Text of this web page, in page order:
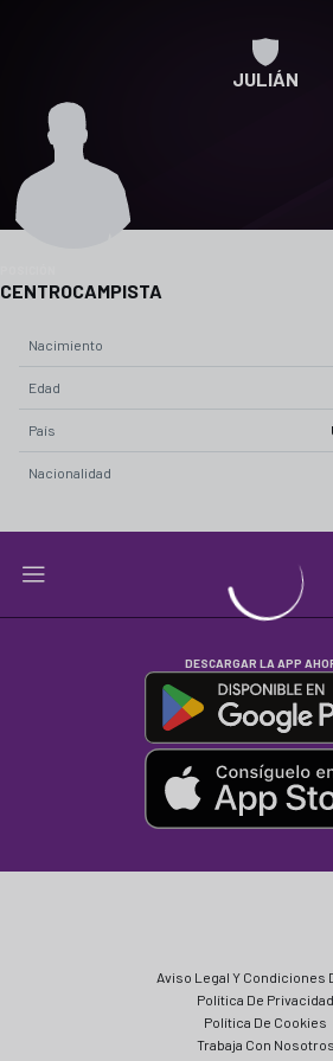
JULIÁN
CENTROCAMPISTA
Nacimiento
Edad
País
Nacionalidad
DESCARGAR LA APP
Aviso Legal Y Condiciones
Política De Privacidad
Política De Cookies
Trabaja Con Nosotros